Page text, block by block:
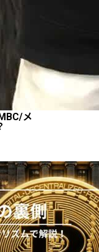
メ